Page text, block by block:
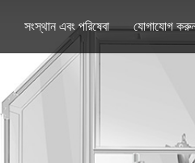
সংস্থান এবং পরিষেবা যোগাযোগ